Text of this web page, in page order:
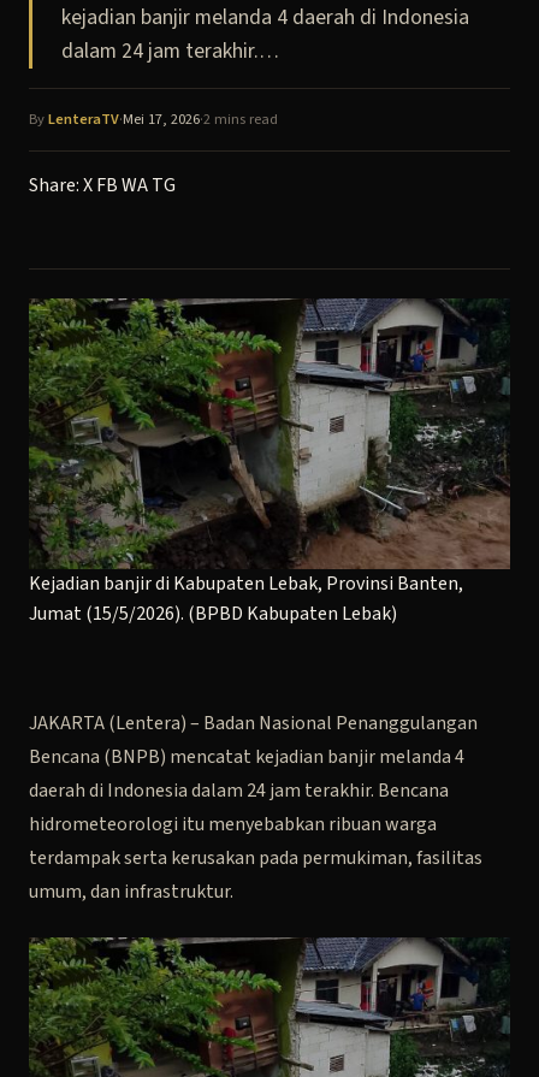
kejadian banjir melanda 4 daerah di Indonesia
dalam 24 jam terakhir.…
ByLenteraTV·Mei 17, 2026·2 mins read
Share:XFBWATG
Kejadian banjir di Kabupaten Lebak, Provinsi Banten,
Jumat (15/5/2026). (BPBD Kabupaten Lebak)
JAKARTA (Lentera) – Badan Nasional Penanggulangan
Bencana (BNPB) mencatat kejadian banjir melanda 4
daerah di Indonesia dalam 24 jam terakhir. Bencana
hidrometeorologi itu menyebabkan ribuan warga
terdampak serta kerusakan pada permukiman, fasilitas
umum, dan infrastruktur.